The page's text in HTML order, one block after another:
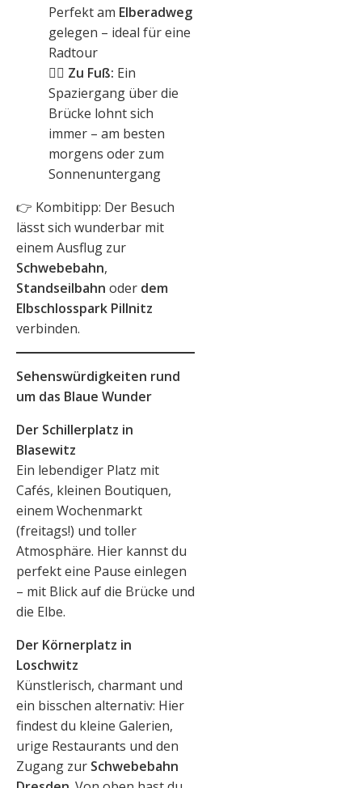
Perfekt am Elberadweg
gelegen – ideal für eine
Radtour
🚶‍♀️ Zu Fuß: Ein
Spaziergang über die
Brücke lohnt sich
immer – am besten
morgens oder zum
Sonnenuntergang
👉 Kombitipp: Der Besuch
lässt sich wunderbar mit
einem Ausflug zur
Schwebebahn,
Standseilbahn oder dem
Elbschlosspark Pillnitz
verbinden.
Sehenswürdigkeiten rund
um das Blaue Wunder
Der Schillerplatz in
Blasewitz
Ein lebendiger Platz mit
Cafés, kleinen Boutiquen,
einem Wochenmarkt
(freitags!) und toller
Atmosphäre. Hier kannst du
perfekt eine Pause einlegen
– mit Blick auf die Brücke und
die Elbe.
Der Körnerplatz in
Loschwitz
Künstlerisch, charmant und
ein bisschen alternativ: Hier
findest du kleine Galerien,
urige Restaurants und den
Zugang zur Schwebebahn